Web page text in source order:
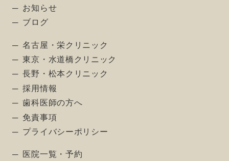
お知らせ
ブログ
名古屋・栄クリニック
東京・水道橋クリニック
長野・松本クリニック
採用情報
歯科医師の方へ
免責事項
プライバシーポリシー
医院一覧・予約